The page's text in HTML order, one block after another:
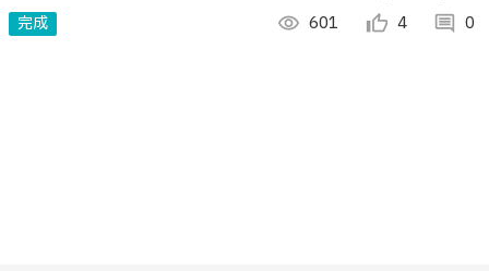
to create a game using M5 A/L
完成 visibility 601 thumb_up_alt 4 comment 0